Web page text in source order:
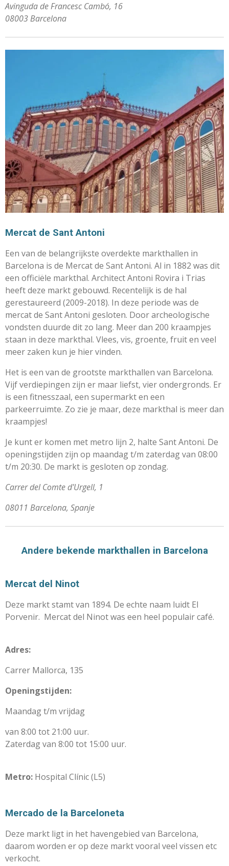
Avinguda de Francesc Cambó, 16
08003 Barcelona
Mercat de Sant Antoni
Een van de belangrijkste overdekte markthallen in
Barcelona is de Mercat de Sant Antoni. Al in 1882 was dit
een officiële markthal. Architect Antoni Rovira i Trias
heeft deze markt gebouwd. Recentelijk is de hal
gerestaureerd (2009-2018). In deze periode was de
mercat de Sant Antoni gesloten. Door archeologische
vondsten duurde dit zo lang. Meer dan 200 kraampjes
staan in deze markthal. Vlees, vis, groente, fruit en veel
meer zaken kun je hier vinden.
Het is een van de grootste markthallen van Barcelona.
Vijf verdiepingen zijn er maar liefst, vier ondergronds. Er
is een fitnesszaal, een supermarkt en een
parkeerruimte. Zo zie je maar, deze markthal is meer dan
kraampjes!
Je kunt er komen met metro lijn 2, halte Sant Antoni. De
openingstijden zijn op maandag t/m zaterdag van 08:00
t/m 20:30. De markt is gesloten op zondag.
Carrer del Comte d'Urgell, 1
08011 Barcelona, Spanje
Andere bekende markthallen in Barcelona
Mercat del Ninot
Deze markt stamt van 1894. De echte naam luidt El
Porvenir. Mercat del Ninot was een heel populair café.
Adres:
Carrer Mallorca, 135
Openingstijden:
Maandag t/m vrijdag
van 8:00 tot 21:00 uur.
Zaterdag van 8:00 tot 15:00 uur.
Metro: Hospital Clínic (L5)
Mercado de la Barceloneta
Deze markt ligt in het havengebied van Barcelona,
daarom worden er op deze markt vooral veel vissen etc
verkocht.